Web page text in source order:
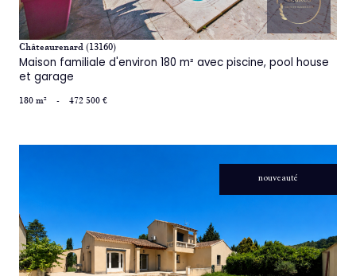
Ce site est protégé par reCAPTCHA, lesPolitiques de Confidentialitéet es
Conditions d'utilisationde Google s'appliquent.
Châteaurenard (13160)
Maison familiale d'environ 180 m² avec piscine, pool house
et garage
180 m² - 472 500 €
nouveauté
voir le bien